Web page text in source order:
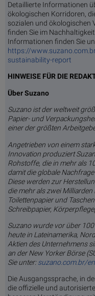
Detaillierte Informationen
ökologischen Korridoren,
sozialen und ökologischen
finden Sie im
Informationen finden Sie
https://
sustainability-report
HINWEISE FÜR DIE
Über Suzano
Suzano ist der weltweit
Papier- und
einer der größten
Angetrieben von einem
Innovation produziert
Rohstoffe, die in mehr als
damit die globale
Diese werden zur
die mehr als zwei
Toilettenpapier und
Schreibpapier,
Suzano wurde vor über
heute in Lateinamerika,
Aktien des Unternehmens
an der New Yorker Börse
Sie unter: suzano.com.br/en
Die Ausgangssprache, in
die offizielle und